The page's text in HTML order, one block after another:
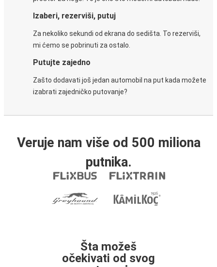
Izaberi, rezerviši, putuj
Za nekoliko sekundi od ekrana do sedišta. To rezerviši,
mi ćemo se pobrinuti za ostalo.
Putujte zajedno
Zašto dodavati još jedan automobil na put kada možete
izabrati zajedničko putovanje?
Veruje nam više od 500 miliona
putnika.
Šta možeš
očekivati od svog